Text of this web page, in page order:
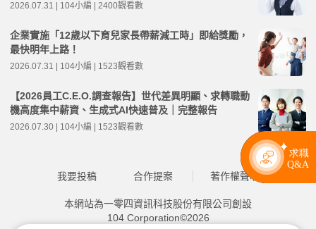
2026.07.31 | 104小編 | 2400觀看數
企業實施「12歲以下育兒家長帶薪減工時」即給獎勵，
最快明年上路！
2026.07.31 | 104小編 | 1523觀看數
【2026員工C.E.O.調查報告】世代差異明顯、求轉職動
機高度集中薪資、生成式AI快速普及｜完整報告
2026.07.30 | 104小編 | 1523觀看數
我要投稿 合作提案 著作權聲明
本網站為一零四資訊科技股份有限公司創設
104 Corporation©2026